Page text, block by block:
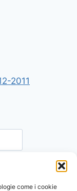
come i cookie
2011